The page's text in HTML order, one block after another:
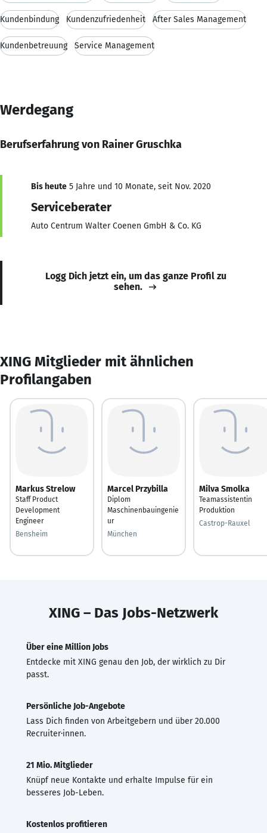
Kundenbindung Kundenzufriedenheit After Sales Management
Kundenbetreuung Service Management
Werdegang
Berufserfahrung von Rainer Gruschka
Bis heute 5 Jahre und 10 Monate, seit Nov. 2020
Serviceberater
Auto Centrum Walter Coenen GmbH & Co. KG
Logg Dich jetzt ein, um das ganze Profil zu
sehen.
XING Mitglieder mit ähnlichen
Profilangaben
Markus Strelow
Staff Product
Development
Engineer
Bensheim
Marcel Przybilla
Diplom
Maschinenbauingenie
ur
München
Milva Smolka
Teamassistentin
Produktion
Castrop-Rauxel
XING – Das Jobs-Netzwerk
Über eine Million Jobs
Entdecke mit XING genau den Job, der wirklich zu Dir
passt.
Persönliche Job-Angebote
Lass Dich finden von Arbeitgebern und über 20.000
Recruiter·innen.
21 Mio. Mitglieder
Knüpf neue Kontakte und erhalte Impulse für ein
besseres Job-Leben.
Kostenlos profitieren